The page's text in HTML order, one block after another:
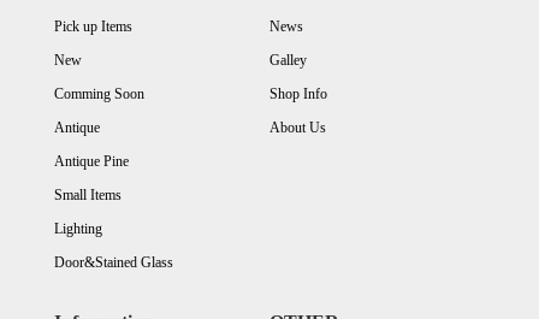
Pick up Items
New
Comming Soon
Antique
Antique Pine
Small Items
Lighting
Door&Stained Glass
News
Galley
Shop Info
About Us